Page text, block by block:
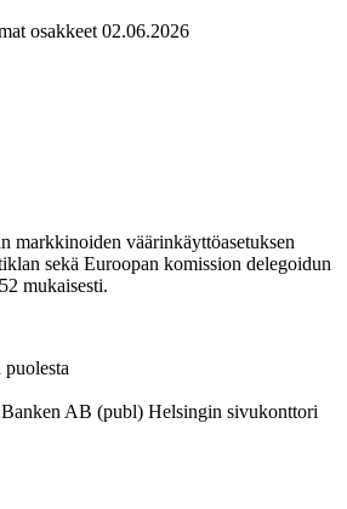
osakkeet 02.06.2026
markkinoiden väärinkäyttöasetuksen
sekä Euroopan komission delegoidun
mukaisesti.
AB (publ) Helsingin sivukonttori